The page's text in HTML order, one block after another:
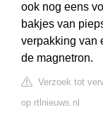
ook nog eens
bakjes van
verpakking van
de magnetron.
Verzoek tot
op rtlnieuws.nl